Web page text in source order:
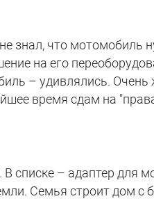
знал, что мотомобиль
на его
– удивлялись. Очень
время сдам на
списке – адаптер для
Семья строит дом с